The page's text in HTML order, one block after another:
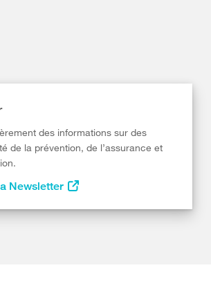
des informations sur des
de la prévention, de l’assurance et
Newsletter